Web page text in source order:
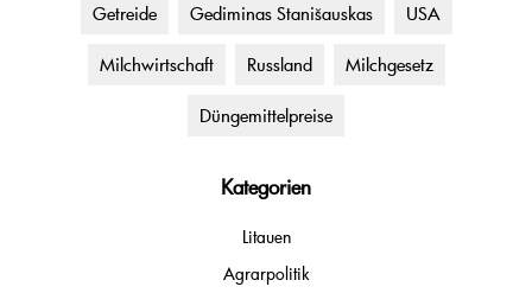
Getreide Gediminas Stanišauskas USA
Milchwirtschaft Russland Milchgesetz
Düngemittelpreise
Kategorien
Litauen
Agrarpolitik